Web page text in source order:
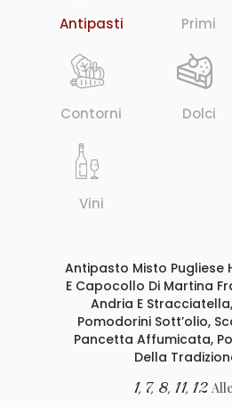
Antipasti Primi
Contorni Dolci
Vini
Antipasto Misto Pugliese
E Capocollo Di Martina
Andria E
Pomodorini Sott’olio,
Pancetta Affumicata,
Della
1, 7, 8, 11, 12